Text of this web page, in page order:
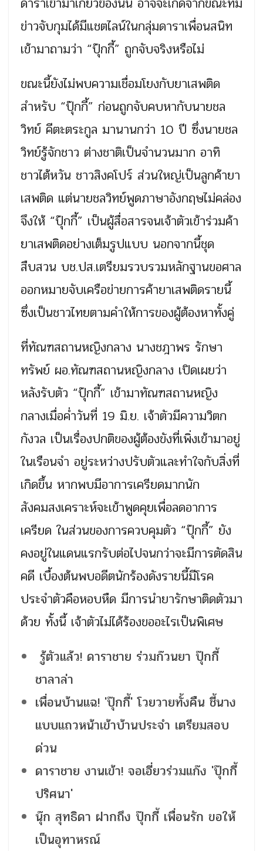
ข่าวจับกุมได้มีแชตไลน์ในกลุ่มดาราเพื่อนสนิท
เข้ามาถามว่า “ปุ๊กกี้” ถูกจับจริงหรือไม่
ขณะนี้ยังไม่พบความเชื่อมโยงกับยาเสพติด
สำหรับ “ปุ๊กกี้” ก่อนถูกจับคบหากับนายชล
วิทย์ คีตะตระกูล มานานกว่า 10 ปี ซึ่งนายชล
วิทย์รู้จักชาว ต่างชาติเป็นจำนวนมาก อาทิ
ชาวไต้หวัน ชาวสิงคโปร์ ส่วนใหญ่เป็นลูกค้ายา
เสพติด แต่นายชลวิทย์พูดภาษาอังกฤษไม่คล่อง
จึงให้ “ปุ๊กกี้” เป็นผู้สื่อสารจนเจ้าตัวเข้าร่วมค้า
ยาเสพติดอย่างเต็มรูปแบบ นอกจากนี้ชุด
สืบสวน บช.ปส.เตรียมรวบรวมหลักฐานขอศาล
ออกหมายจับเครือข่ายการค้ายาเสพติดรายนี้
ซึ่งเป็นชาวไทยตามคำให้การของผู้ต้องหาทั้งคู่
ที่ทัณฑสถานหญิงกลาง นางชฎาพร รักษา
ทรัพย์ ผอ.ทัณฑสถานหญิงกลาง เปิดเผยว่า
หลังรับตัว “ปุ๊กกี้” เข้ามาทัณฑสถานหญิง
กลางเมื่อค่ำวันที่ 19 มิ.ย. เจ้าตัวมีความวิตก
กังวล เป็นเรื่องปกติของผู้ต้องขังที่เพิ่งเข้ามาอยู่
ในเรือนจำ อยู่ระหว่างปรับตัวและทำใจกับสิ่งที่
เกิดขึ้น หากพบมีอาการเครียดมากนัก
สังคมสงเคราะห์จะเข้าพูดคุยเพื่อลดอาการ
เครียด ในส่วนของการควบคุมตัว “ปุ๊กกี้” ยัง
คงอยู่ในแดนแรกรับต่อไปจนกว่าจะมีการตัดสิน
คดี เบื้องต้นพบอดีตนักร้องดังรายนี้มีโรค
ประจำตัวคือหอบหืด มีการนำยารักษาติดตัวมา
ด้วย ทั้งนี้ เจ้าตัวไม่ได้ร้องขออะไรเป็นพิเศษ
รู้ตัวแล้ว! ดาราชาย ร่วมก๊วนยา ปุ๊กกี้
ชาลาล่า
เพื่อนบ้านแฉ! 'ปุ๊กกี้' โวยวายทั้งคืน ชี้นาง
แบบแถวหน้าเข้าบ้านประจำ เตรียมสอบ
ด่วน
ดาราชาย งานเข้า! จอเอี่ยวร่วมแก๊ง 'ปุ๊กกี้
ปริศนา'
นุ๊ก สุทธิดา ฝากถึง ปุ๊กกี้ เพื่อนรัก ขอให้
เป็นอุทาหรณ์